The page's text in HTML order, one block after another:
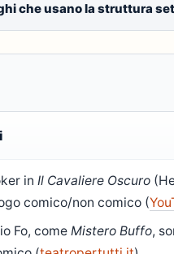
che usano la struttura
inIl Cavaliere Oscuro
comico/non comico (
Fo, comeMistero Buffo,